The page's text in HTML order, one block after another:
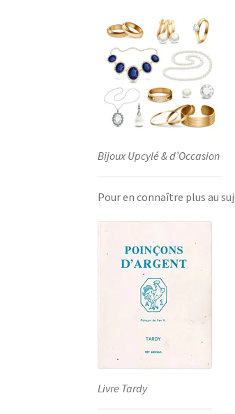
Bijoux Upcylé & d’Occasion
Pour en connaître plus au
Livre Tardy